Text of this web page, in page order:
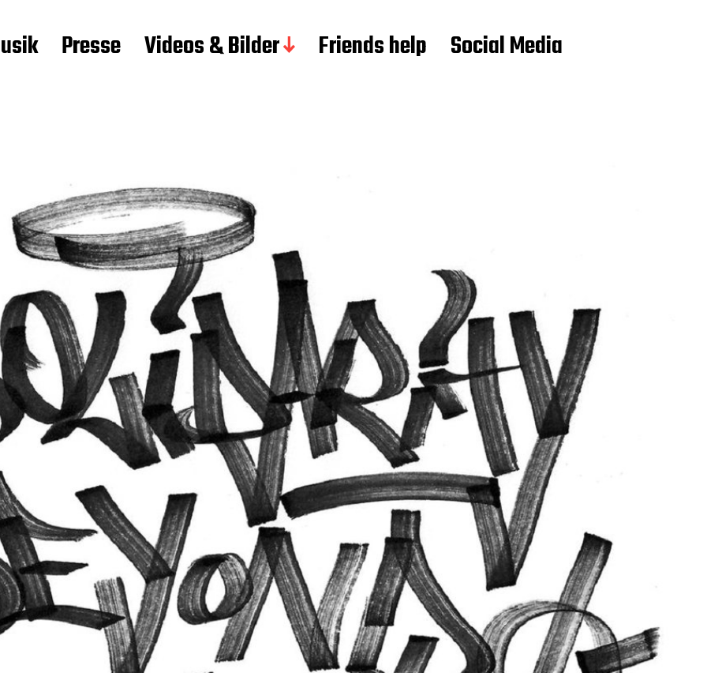
Presse Videos & Bilder Friends help
Social Media